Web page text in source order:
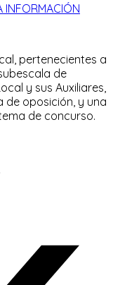
INFORMACIÓN
pertenecientes a
de
y sus Auxiliares,
de oposición, y una
de concurso.